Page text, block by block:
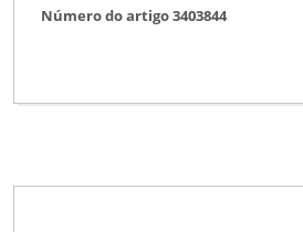
Número do artigo 3403844